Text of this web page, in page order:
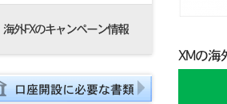
海外FXのキャンペーン情報
口座開設に必要な書類
XMの海